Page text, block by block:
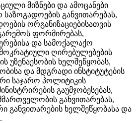
მიზნები და ამოცანები
განვითარებას,
ორგანიზაციებისათვის
ფორმირებას,
და სამოქალაქო
ღირებულებების
უზენაესობის ხელშეწყობას,
და მდგრადი ინსტიტუტების
საჯარო პოლიტიკის
გაუმჯობესებას,
განვითარებას,
განვითარების ხელშეწყობასა და